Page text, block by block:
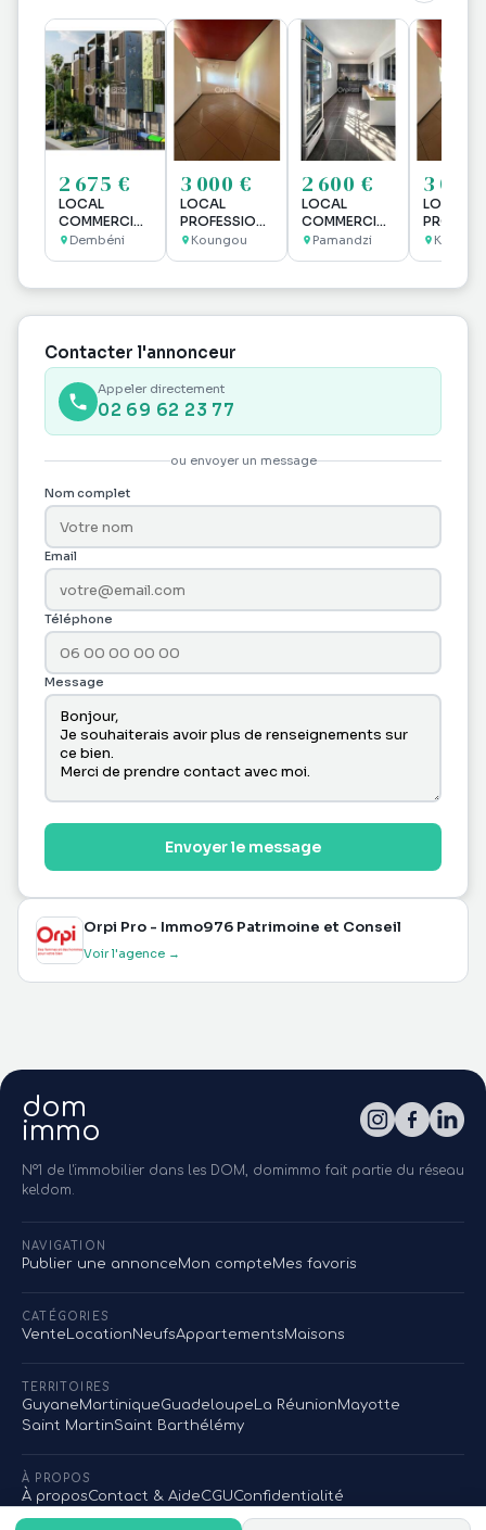
2 675 €
LOCAL
COMMERCIAL
à LOUER
Dembéni
3 000 €
LOCAL
PROFESSIONNEL
à LOUER
Koungou
2 600 €
LOCAL
COMMERCIAL
à LOUER
Pamandzi
3 000
LOCAL
à LOUER
Contacter l'annonceur
Appeler directement
02 69 62 23 77
ou envoyer un message
Nom complet
Email
Téléphone
Message
Envoyer le message
Orpi Pro - Immo976 Patrimoine et Conseil
Voir l'agence →
dom
immo
N°1 de l'immobilier dans les DOM, domimmo fait partie du réseau
keldom.
NAVIGATION
Publier une annonceMon compteMes favoris
CATÉGORIES
Vente LocationNeufsAppartementsMaisons
TERRITOIRES
GuyaneMartiniqueGuadeloupe La RéunionMayotte
Saint MartinSaint Barthélémy
À PROPOS
À proposContact & AideCGUConfidentialité